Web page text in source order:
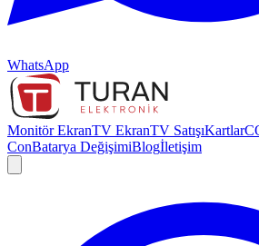
WhatsApp
Monitör EkranTV EkranTV SatışıKartlar
ConBatarya DeğişimiBlogİletişim